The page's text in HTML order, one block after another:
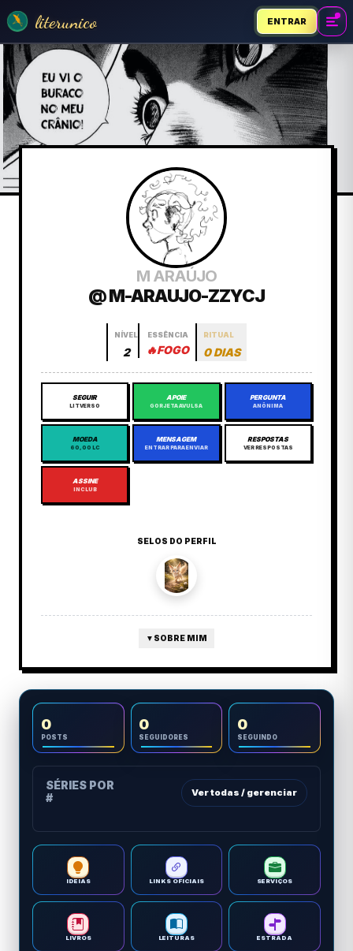
literunico ENTRAR
M ARAÚJO
@ M-ARAUJO-ZZYCJ
NÍVEL
2
ESSÊNCIA
🔥FOGO
RITUAL
0 DIAS
SEGUIR
LITVERSO
APOIE
GORJETA AVULSA
PERGUNTA
ANÔNIMA
MOEDA
60,00 LC
MENSAGEM
ENTRAR PARA ENVIAR
RESPOSTAS
VER RESPOSTAS
ASSINE
INCLUB
SELOS DO PERFIL
▼ SOBRE MIM
0
POSTS
0
SEGUIDORES
0
SEGUINDO
SÉRIES POR
#
Ver todas / gerenciar
IDEIAS LINKS OFICIAIS SERVIÇOS
LIVROS LEITURAS ESTRADA